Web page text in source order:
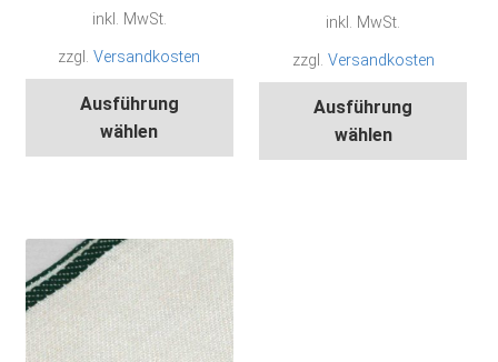
inkl. MwSt.
zzgl.Versandkosten
Ausführung
wählen
können
inkl. MwSt.
zzgl. Versandkosten
Ausführung
wählen